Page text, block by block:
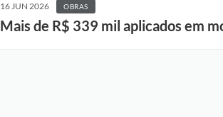
16 JUN 2026 OBRAS
Mais de R$ 339 mil aplicados em